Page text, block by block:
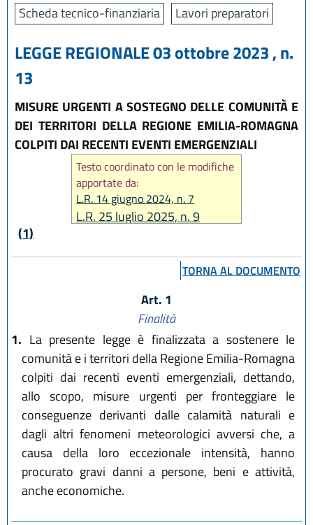
Scheda tecnico-finanziaria
Lavori preparatori
LEGGE REGIONALE 03 ottobre 2023 , n.
13
MISURE URGENTI A SOSTEGNO DELLE COMUNITÀ E
DEI TERRITORI DELLA REGIONE EMILIA-ROMAGNA
COLPITI DAI RECENTI EVENTI EMERGENZIALI
Testo coordinato con le modifiche
apportate da:
L.R. 14 giugno 2024, n. 7
L.R. 25 luglio 2025, n. 9
(1)
TORNA AL DOCUMENTO
Art. 1
Finalità
1. La presente legge è finalizzata a sostenere le
comunità e i territori della Regione Emilia-Romagna
colpiti dai recenti eventi emergenziali, dettando,
allo scopo, misure urgenti per fronteggiare le
conseguenze derivanti dalle calamità naturali e
dagli altri fenomeni meteorologici avversi che, a
causa della loro eccezionale intensità, hanno
procurato gravi danni a persone, beni e attività,
anche economiche.